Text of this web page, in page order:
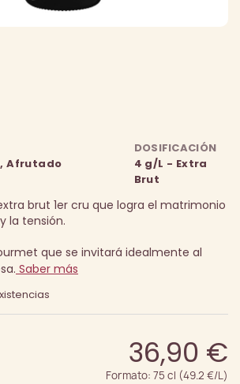
Afrutado
DOSIFICACIÓN
4 g/L - Extra
Brut
brut 1er cru que logra el matrimonio
la tensión.
que se invitará idealmente al
Saber más
36,90 €
Formato: 75 cl (49.2 €/L)